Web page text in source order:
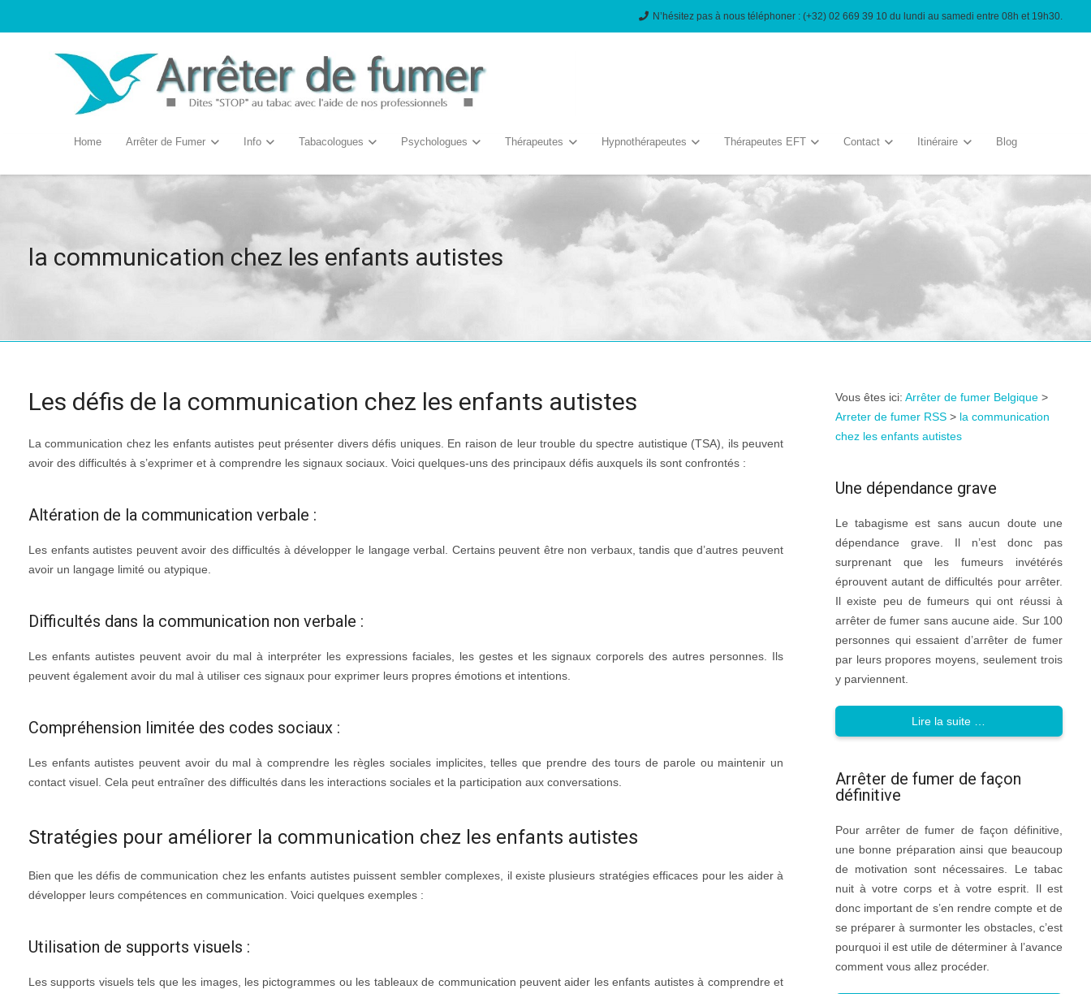
N’hésitez pas à nous téléphoner : (+32) 02 669 39 10 du lundi au samedi entre 08h et 19h30.
Home Arrêter de Fumer Info Tabacologues Psychologues Thérapeutes Hypnothérapeutes Thérapeutes EFT Contact Itinéraire Blog
la communication chez les enfants autistes
Les défis de la communication chez les enfants autistes
La communication chez les enfants autistes peut présenter divers défis uniques. En raison de leur trouble du spectre autistique (TSA), ils peuvent
avoir des difficultés à s’exprimer et à comprendre les signaux sociaux. Voici quelques-uns des principaux défis auxquels ils sont confrontés :
Altération de la communication verbale :
Les enfants autistes peuvent avoir des difficultés à développer le langage verbal. Certains peuvent être non verbaux, tandis que d’autres peuvent
avoir un langage limité ou atypique.
Difficultés dans la communication non verbale :
Les enfants autistes peuvent avoir du mal à interpréter les expressions faciales, les gestes et les signaux corporels des autres personnes. Ils
peuvent également avoir du mal à utiliser ces signaux pour exprimer leurs propres émotions et intentions.
Compréhension limitée des codes sociaux :
Les enfants autistes peuvent avoir du mal à comprendre les règles sociales implicites, telles que prendre des tours de parole ou maintenir un
contact visuel. Cela peut entraîner des difficultés dans les interactions sociales et la participation aux conversations.
Stratégies pour améliorer la communication chez les enfants autistes
Bien que les défis de communication chez les enfants autistes puissent sembler complexes, il existe plusieurs stratégies efficaces pour les aider à
développer leurs compétences en communication. Voici quelques exemples :
Utilisation de supports visuels :
Les supports visuels tels que les images, les pictogrammes ou les tableaux de communication peuvent aider les enfants autistes à comprendre et
Vous êtes ici: Arrêter de fumer Belgique>
Arreter de fumer RSS> la communication
chez les enfants autistes
Une dépendance grave
Le tabagisme est sans aucun doute une
dépendance grave. Il n’est donc pas
surprenant que les fumeurs invétérés
éprouvent autant de difficultés pour arrêter.
Il existe peu de fumeurs qui ont réussi à
arrêter de fumer sans aucune aide. Sur 100
personnes qui essaient d’arrêter de fumer
par leurs propores moyens, seulement trois
y parviennent.
Lire la suite …
Arrêter de fumer de façon
définitive
Pour arrêter de fumer de façon définitive,
une bonne préparation ainsi que beaucoup
de motivation sont nécessaires. Le tabac
nuit à votre corps et à votre esprit. Il est
donc important de s’en rendre compte et de
se préparer à surmonter les obstacles, c’est
pourquoi il est utile de déterminer à l’avance
comment vous allez procéder.